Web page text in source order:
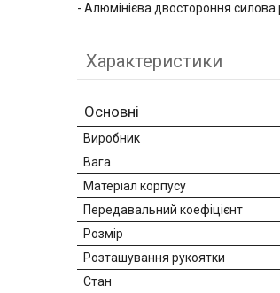
- Алюмінієва двостороння силова
Характеристики
Основні
Виробник
Вага
Матеріал корпусу
Передавальний коефіцієнт
Розмір
Розташування рукоятки
Стан